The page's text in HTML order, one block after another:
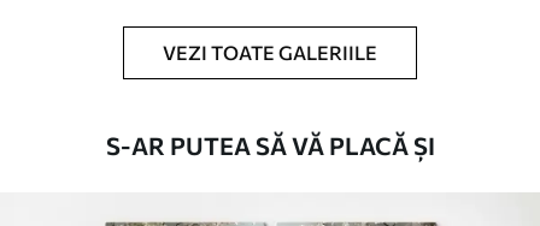
Puteți adăuga un strat de lac.
VEZI TOATE GALERIILE
S-AR PUTEA SĂ VĂ PLACĂ ȘI